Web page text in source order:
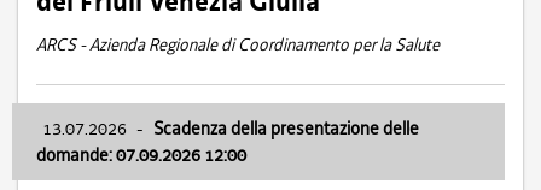
ARCS - Azienda Regionale di Coordinamento per la Salute
13.07.2026 - Scadenza della presentazione delle
domande: 07.09.2026 12:00